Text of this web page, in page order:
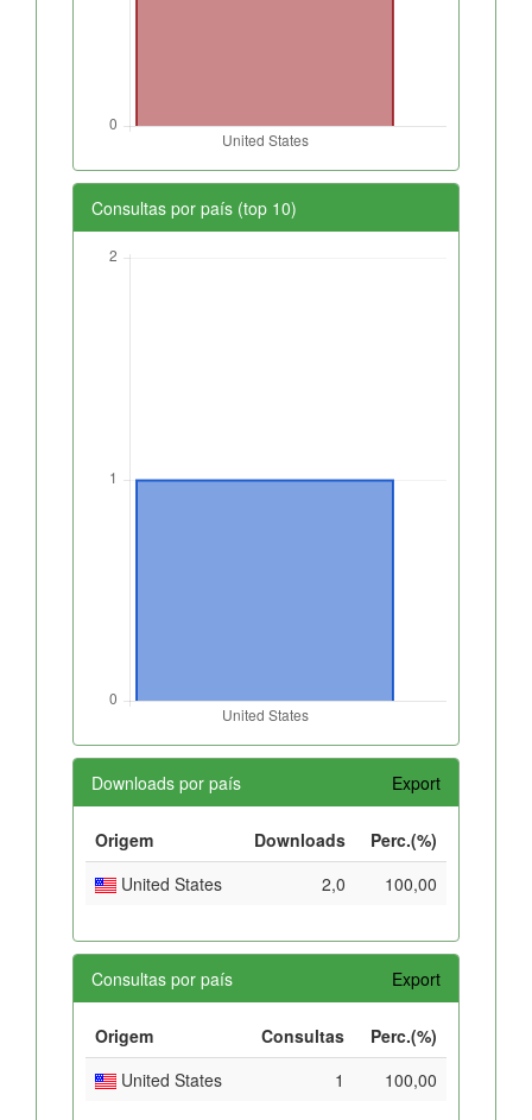
Consultas por país (top 10)
Downloads por país Export
Origem Downloads
Perc.(%)
United States
2,0 100,00
Consultas por país Export
Origem Consultas
Perc.(%)
United States
1 100,00